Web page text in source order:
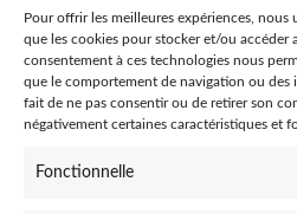
Pour offrir les meilleures expériences, nous
que les cookies pour stocker et/ou accéder
consentement à ces technologies nous
que le comportement de navigation ou des
fait de ne pas consentir ou de retirer son
négativement certaines caractéristiques et
Fonctionnelle